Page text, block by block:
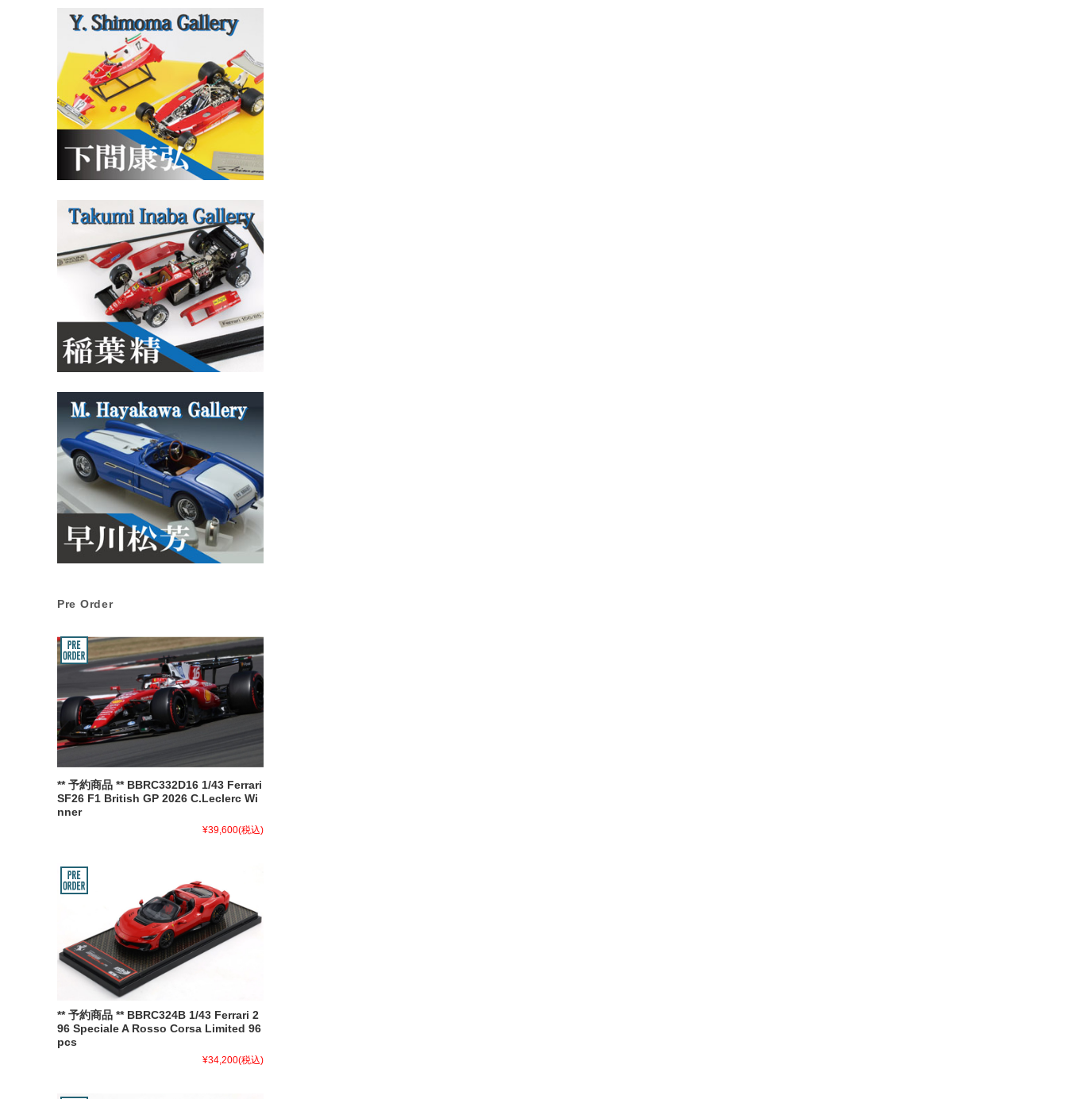
Pre Order
** 予約商品 ** BBRC332D16 1/43 Ferrari
SF26 F1 British GP 2026 C.Leclerc Wi
nner
¥39,600(税込)
** 予約商品 ** BBRC324B 1/43 Ferrari 2
96 Speciale A Rosso Corsa Limited 96
pcs
¥34,200(税込)